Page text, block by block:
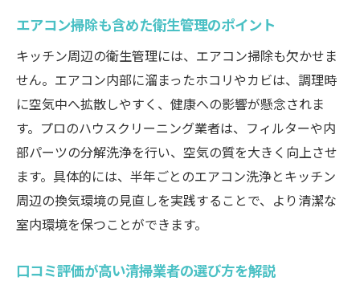
エアコン掃除も含めた衛生管理のポイント
キッチン周辺の衛生管理には、エアコン掃除も欠かせま
せん。エアコン内部に溜まったホコリやカビは、調理時
に空気中へ拡散しやすく、健康への影響が懸念されま
す。プロのハウスクリーニング業者は、フィルターや内
部パーツの分解洗浄を行い、空気の質を大きく向上させ
ます。具体的には、半年ごとのエアコン洗浄とキッチン
周辺の換気環境の見直しを実践することで、より清潔な
室内環境を保つことができます。
口コミ評価が高い清掃業者の選び方を解説